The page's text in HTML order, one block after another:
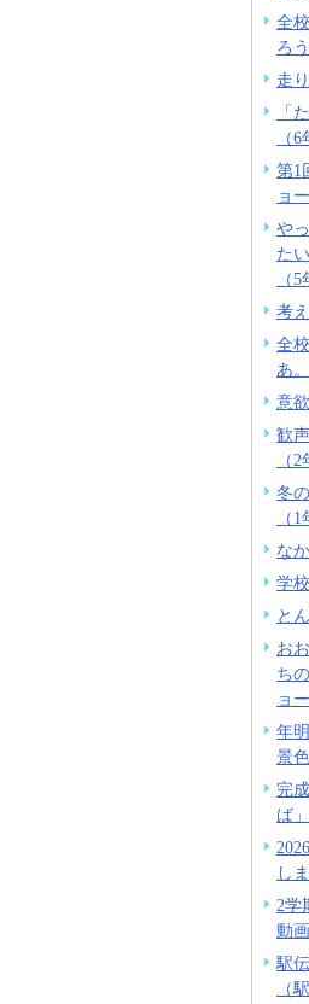
全
ろ
走
「
（6
第1
ョ
や
た
（5
考
全
あ
意
歓
（2
冬
（1
な
学
と
お
ち
ョ
年
景色
完
ば
し
2学
動
駅
（